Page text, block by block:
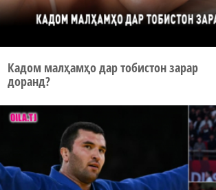
Кадом малҳамҳо дар тобистон зарар
доранд?